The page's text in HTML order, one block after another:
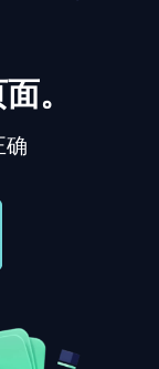
。
确
里